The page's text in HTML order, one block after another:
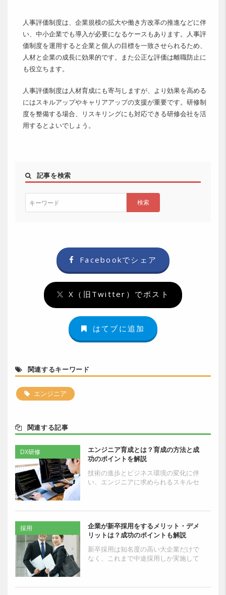
人事評価制度は、企業規模の拡大や働き方改革の推進などに伴
い、中小企業でも導入が必要になるケースもあります。人事評
価制度を運用すると企業と個人の目標を一致させられるため、
人材と企業の成長に効果的です。また公正な評価は離職防止に
も役立ちます。
人事評価制度は人材育成にも寄与しますが、より効果を高める
にはスキルアップやキャリアアップの支援が重要です。研修制
度を整備する場合、リスキリングにも対応できる研修会社を活
用するとよいでしょう。
記事を検索
Facebookでシェア
X（旧Twitter）でポスト
はてブに追加
関連するキーワード
エンジニア
関連する記事
エンジニア育成とは？育成の方法と成
功のポイントを解説
技術の進歩とビジネス環境の変化に伴
い、エンジニアに求められるスキルセ
だけでなく自社で...
DX研修
企業が新卒採用をするメリット・デメ
リットは？成功のポイントも解説
新卒採用は知名度の高い大企業だけで
なく、これまで中途採用しか実施して
り、中途採用と比べてどの...
採用